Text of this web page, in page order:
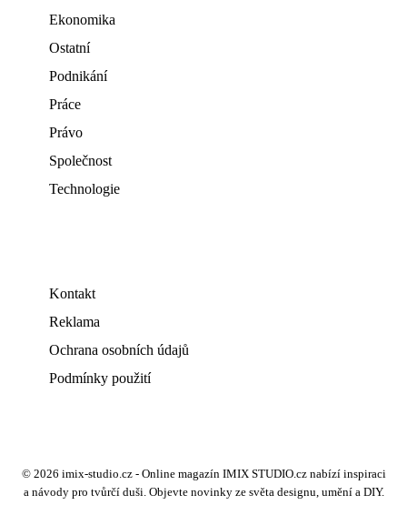
Ekonomika
Ostatní
Podnikání
Práce
Právo
Společnost
Technologie
Kontakt
Reklama
Ochrana osobních údajů
Podmínky použití
© 2026 imix-studio.cz - Online magazín IMIX STUDIO.cz nabízí inspiraci
a návody pro tvůrčí duši. Objevte novinky ze světa designu, umění a DIY.